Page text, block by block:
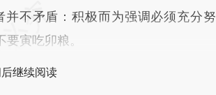
不矛盾：积极而为强调必须充分努
寅吃卯粮。
继续阅读